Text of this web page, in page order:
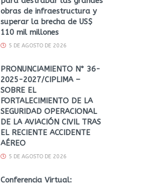
obras de infraestructura y
superar la brecha de US$
110 mil millones
5 DE AGOSTO DE 2026
PRONUNCIAMIENTO N° 36-
2025-2027/CIPLIMA –
SOBRE EL
FORTALECIMIENTO DE LA
SEGURIDAD OPERACIONAL
DE LA AVIACIÓN CIVIL TRAS
EL RECIENTE ACCIDENTE
AÉREO
5 DE AGOSTO DE 2026
Conferencia Virtual: